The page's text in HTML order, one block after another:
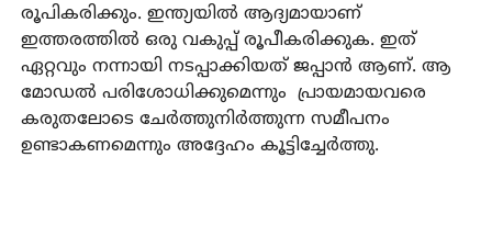
രൂപികരിക്കും. ഇന്ത്യയില്‍ ആദ്യമായാണ്
ഇത്തരത്തില്‍ ഒരു വകുപ്പ് രൂപീകരിക്കുക. ഇത്
ഏറ്റവും നന്നായി നടപ്പാക്കിയത് ജപ്പാന്‍ ആണ്. ആ
മോഡല്‍ പരിശോധിക്കുമെന്നും പ്രായമായവരെ
കരുതലോടെ ചേര്‍ത്തുനിര്‍ത്തുന്ന സമീപനം
ഉണ്ടാകണമെന്നും അദ്ദേഹം കൂട്ടിച്ചേര്‍ത്തു.